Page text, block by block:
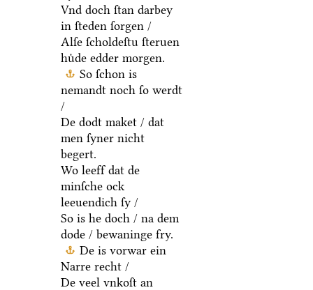
Vnd doch ſtan darbey
in ſteden ſorgen /
Alſe ſcholdeſtu ſteruen
huͤde edder morgen.
So ſchon is
nemandt noch ſo werdt
/
De dodt maket / dat
men ſyner nicht
begert.
Wo leeff dat de
minſche ock
leeuendich ſy /
So is he doch / na dem
dode / bewaninge fry.
De is vorwar ein
Narre recht /
De veel vnkoſt an